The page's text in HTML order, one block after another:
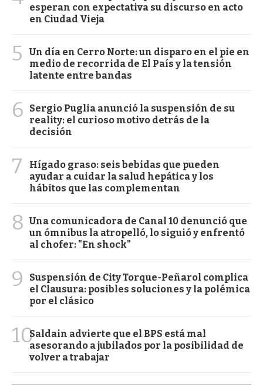
esperan con expectativa su discurso en acto
en Ciudad Vieja
5
Un día en Cerro Norte: un disparo en el pie en
medio de recorrida de El País y la tensión
latente entre bandas
6
Sergio Puglia anunció la suspensión de su
reality: el curioso motivo detrás de la
decisión
7
Hígado graso: seis bebidas que pueden
ayudar a cuidar la salud hepática y los
hábitos que las complementan
8 Una comunicadora de Canal 10 denunció que
un ómnibus la atropelló, lo siguió y enfrentó
al chofer: "En shock"
9
Suspensión de City Torque-Peñarol complica
el Clausura: posibles soluciones y la polémica
por el clásico
10Saldain advierte que el BPS está mal
asesorando a jubilados por la posibilidad de
volver a trabajar